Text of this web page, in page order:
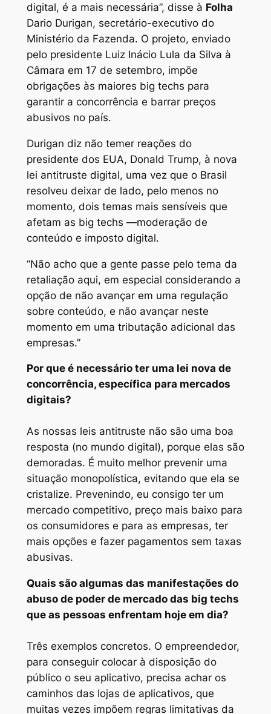
digital, é a mais necessária”, disse à Folha
Dario Durigan, secretário-executivo do
Ministério da Fazenda. O projeto, enviado
pelo presidente Luiz Inácio Lula da Silva à
Câmara em 17 de setembro, impõe
obrigações às maiores big techs para
garantir a concorrência e barrar preços
abusivos no país.
Durigan diz não temer reações do
presidente dos EUA, Donald Trump, à nova
lei antitruste digital, uma vez que o Brasil
resolveu deixar de lado, pelo menos no
momento, dois temas mais sensíveis que
afetam as big techs —moderação de
conteúdo e imposto digital.
“Não acho que a gente passe pelo tema da
retaliação aqui, em especial considerando a
opção de não avançar em uma regulação
sobre conteúdo, e não avançar neste
momento em uma tributação adicional das
empresas.”
Por que é necessário ter uma lei nova de
concorrência, específica para mercados
digitais?
As nossas leis antitruste não são uma boa
resposta (no mundo digital), porque elas são
demoradas. É muito melhor prevenir uma
situação monopolística, evitando que ela se
cristalize. Prevenindo, eu consigo ter um
mercado competitivo, preço mais baixo para
os consumidores e para as empresas, ter
mais opções e fazer pagamentos sem taxas
abusivas.
Quais são algumas das manifestações do
abuso de poder de mercado das big techs
que as pessoas enfrentam hoje em dia?
Três exemplos concretos. O empreendedor,
para conseguir colocar à disposição do
público o seu aplicativo, precisa achar os
caminhos das lojas de aplicativos, que
muitas vezes impõem regras limitativas da